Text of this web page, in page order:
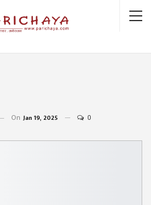
On Jan 19, 2025 0